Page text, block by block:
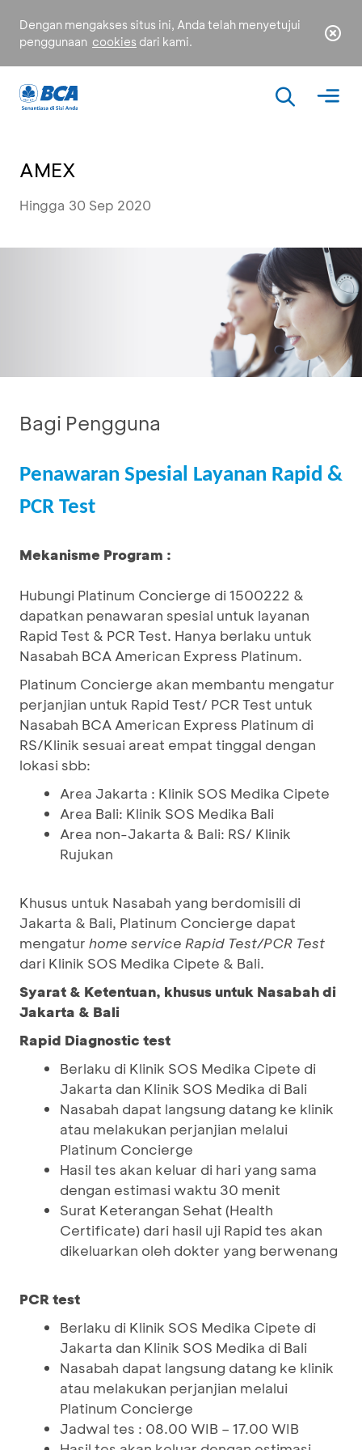
Dengan mengakses situs ini, Anda telah menyetujui
penggunaan cookies dari kami.
AMEX
Hingga 30 Sep 2020
Bagi Pengguna
Penawaran Spesial Layanan Rapid &
PCR Test
Mekanisme Program :
Hubungi Platinum Concierge di 1500222 &
dapatkan penawaran spesial untuk layanan
Rapid Test & PCR Test. Hanya berlaku untuk
Nasabah BCA American Express Platinum.
Platinum Concierge akan membantu mengatur
perjanjian untuk Rapid Test/ PCR Test untuk
Nasabah BCA American Express Platinum di
RS/Klinik sesuai areat empat tinggal dengan
lokasi sbb:
Area Jakarta : Klinik SOS Medika Cipete
Area Bali: Klinik SOS Medika Bali
Area non-Jakarta & Bali: RS/ Klinik
Rujukan
Khusus untuk Nasabah yang berdomisili di
Jakarta & Bali, Platinum Concierge dapat
mengatur home service Rapid Test/PCR Test
dari Klinik SOS Medika Cipete & Bali.
Syarat & Ketentuan, khusus untuk Nasabah di
Jakarta & Bali
Rapid Diagnostic test
Berlaku di Klinik SOS Medika Cipete di
Jakarta dan Klinik SOS Medika di Bali
Nasabah dapat langsung datang ke klinik
atau melakukan perjanjian melalui
Platinum Concierge
Hasil tes akan keluar di hari yang sama
dengan estimasi waktu 30 menit
Surat Keterangan Sehat (Health
Certificate) dari hasil uji Rapid tes akan
dikeluarkan oleh dokter yang berwenang
PCR test
Berlaku di Klinik SOS Medika Cipete di
Jakarta dan Klinik SOS Medika di Bali
Nasabah dapat langsung datang ke klinik
atau melakukan perjanjian melalui
Platinum Concierge
Jadwal tes : 08.00 WIB – 17.00 WIB